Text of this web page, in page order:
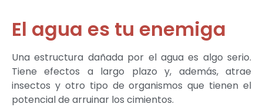
El agua es tu enemiga
Una estructura dañada por el agua es algo serio.
Tiene efectos a largo plazo y, además, atrae
insectos y otro tipo de organismos que tienen el
potencial de arruinar los cimientos.